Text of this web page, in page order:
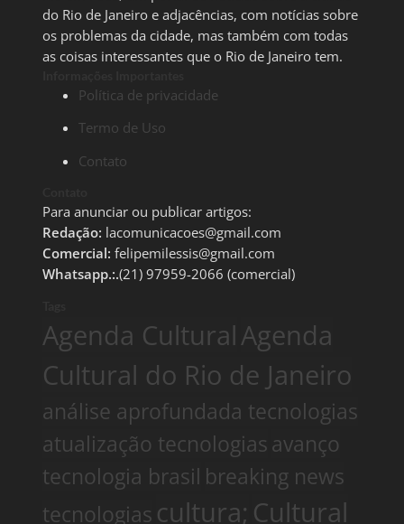
do Rio de Janeiro e adjacências, com notícias sobre
os problemas da cidade, mas também com todas
as coisas interessantes que o Rio de Janeiro tem.
Política de privacidade
Termo de Uso
Contato
Para anunciar ou publicar artigos:
Redação: lacomunicacoes@gmail.com
Comercial: felipemilessis@gmail.com
Whatsapp.:.(21) 97959-2066 (comercial)
Agenda CulturalAgenda
Cultural do Rio de Janeiro
análise aprofundada tecnologias
atualização tecnologiasavanço
tecnologia brasil breaking news
tecnologias cultura; Cultural